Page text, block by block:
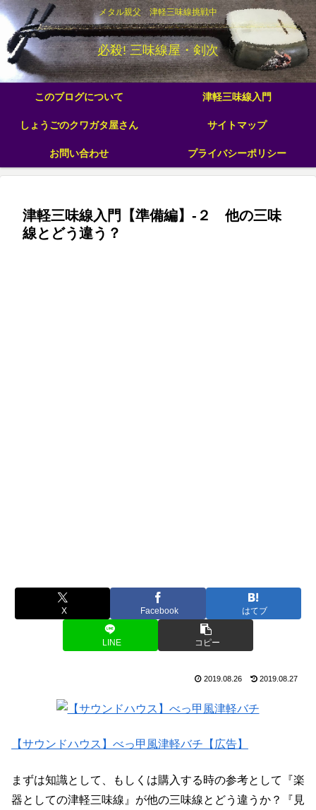
メタル親父 津軽三味線挑戦中
必殺! 三味線屋・剣次
このブログについて 津軽三味線入門
しょうごのクワガタ屋さん サイトマップ
お問い合わせ プライバシーポリシー
津軽三味線入門【準備編】-２ 他の三味
線とどう違う？
X Facebook はてブ
LINE コピー
2019.08.26 2019.08.27
【サウンドハウス】べっ甲風津軽バチ【広告】
まずは知識として、もしくは購入する時の参考として『楽
器としての津軽三味線』が他の三味線とどう違うか？『見